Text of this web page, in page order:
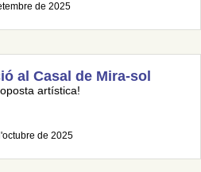
de 2025
al Casal de Mira-sol
artística!
de 2025